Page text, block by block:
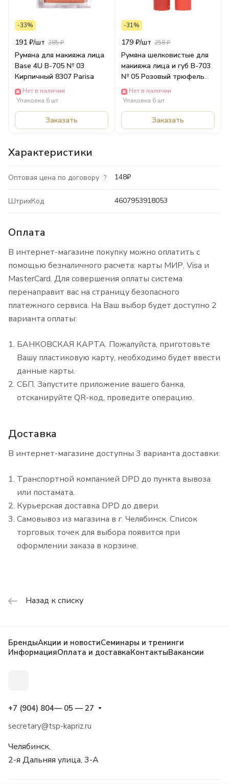
-33%
191 ₽/шт 285 ₽
Румяна для макияжа лица
Base 4U B-705 № 03
Кирпичный 8307 Parisa
Нет в наличии
Упаковка 6 шт
Заказать
-31%
179 ₽/шт 258 ₽
Румяна шелковистые для
макияжа лица и губ В-703
№ 05 Розовый трюфель
8536 Parisa
Нет в наличии
Упаковка 6 шт
Заказать
Характеристики
Оптовая цена по договору ? 148₽
ШтрихКод 4607953918053
Оплата
В интернет-магазине покупку можно оплатить с
помощью безналичного расчета: карты МИР, Visa и
MasterCard. Для совершения оплаты система
перенаправит вас на страницу безопасного
платежного сервиса. На Ваш выбор будет доступно 2
варианта оплаты:
БАНКОВСКАЯ КАРТА. Пожалуйста, приготовьте
Вашу пластиковую карту, необходимо будет ввести
данные карты.
СБП. Запустите приложение вашего банка,
отсканируйте QR-код, проведите операцию.
Доставка
В интернет-магазине доступны 3 варианта доставки:
Транспортной компанией DPD до пункта вывоза
или постамата.
Курьерская доставка DPD до двери.
Самовывоз из магазина в г. Челябинск. Список
торговых точек для выбора появится при
оформлении заказа в корзине.
Назад к списку
БрендыАкции и новостиСеминары и тренинги
ИнформацияОплата и доставкаКонтактыВакансии
+7 (904) 804— 05 — 27
secretary@tsp-kapriz.ru
Челябинск,
2-я Дальняя улица, 3-А